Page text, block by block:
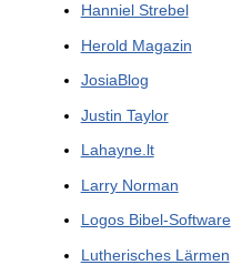
Hanniel Strebel
Herold Magazin
JosiaBlog
Justin Taylor
Lahayne.lt
Larry Norman
Logos Bibel-Software
Lutherisches Lärmen